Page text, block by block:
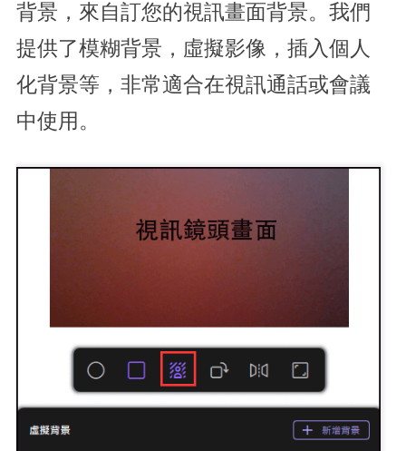
背景，來自訂您的視訊畫面背景。我們
提供了模糊背景，虛擬影像，插入個人
化背景等，非常適合在視訊通話或會議
中使用。